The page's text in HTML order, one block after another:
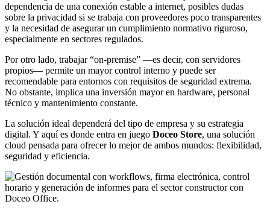
dependencia de una conexión estable a internet, posibles dudas
sobre la privacidad si se trabaja con proveedores poco transparentes
y la necesidad de asegurar un cumplimiento normativo riguroso,
especialmente en sectores regulados.
Por otro lado, trabajar “on-premise” —es decir, con servidores
propios— permite un mayor control interno y puede ser
recomendable para entornos con requisitos de seguridad extrema.
No obstante, implica una inversión mayor en hardware, personal
técnico y mantenimiento constante.
La solución ideal dependerá del tipo de empresa y su estrategia
digital. Y aquí es donde entra en juego Doceo Store, una solución
cloud pensada para ofrecer lo mejor de ambos mundos: flexibilidad,
seguridad y eficiencia.